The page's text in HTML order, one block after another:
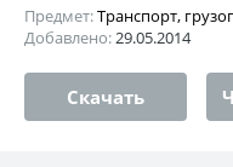
Предмет:Транспорт,
Добавлено:29.05.2014
Скачать